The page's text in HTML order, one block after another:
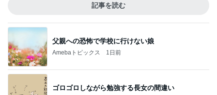
記事を読む
父親への恐怖で学校に行けない娘
Amebaトピックス 1日前
ゴロゴロしながら勉強する長女の間違い